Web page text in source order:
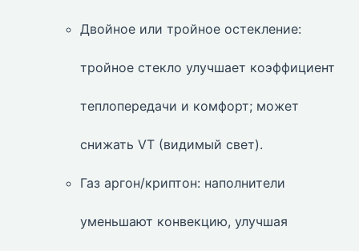
Двойное или тройное остекление:
тройное стекло улучшает коэффициент
теплопередачи и комфорт; может
снижать VT (видимый свет).
Газ аргон/криптон: наполнители
уменьшают конвекцию, улучшая